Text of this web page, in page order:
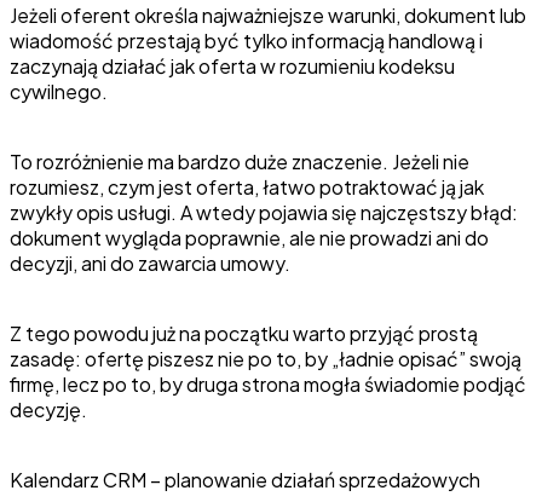
Jeżeli oferent określa najważniejsze warunki, dokument lub
wiadomość przestają być tylko informacją handlową i
zaczynają działać jak oferta w rozumieniu kodeksu
cywilnego.
To rozróżnienie ma bardzo duże znaczenie. Jeżeli nie
rozumiesz, czym jest oferta, łatwo potraktować ją jak
zwykły opis usługi. A wtedy pojawia się najczęstszy błąd:
dokument wygląda poprawnie, ale nie prowadzi ani do
decyzji, ani do zawarcia umowy.
Z tego powodu już na początku warto przyjąć prostą
zasadę: ofertę piszesz nie po to, by „ładnie opisać” swoją
firmę, lecz po to, by druga strona mogła świadomie podjąć
decyzję.
Kalendarz CRM – planowanie działań sprzedażowych